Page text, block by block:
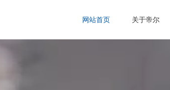
网站首页 关于帝尔